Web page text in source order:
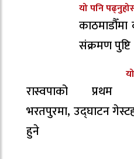
यो पनि
संक्रमण पुष्टि
रास्वपाको प्रथम
भरतपुरमा, उद्घाटन
हुने